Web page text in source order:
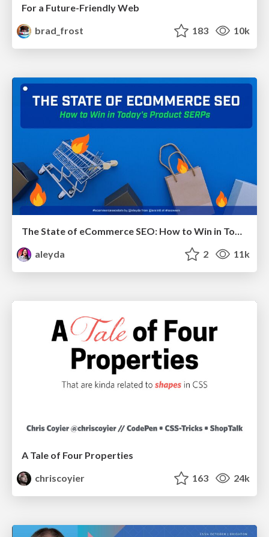
For a Future-Friendly Web
brad_frost
183 10k
The State of eCommerce SEO: How to Win in Today's Products SERPs - #SEOweek
aleyda
2 11k
A Tale of Four Properties
chriscoyier
163 24k